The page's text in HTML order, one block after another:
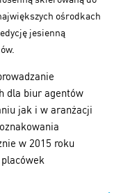
ośrodkach
jesienną
dla biur agentów
jak i w aranżacji
w 2015 roku